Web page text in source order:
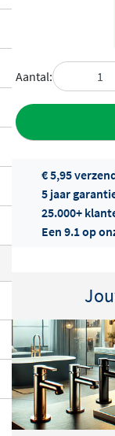
Aantal:
€ 5,95
5 jaar
25.000+
Een 9.1 op